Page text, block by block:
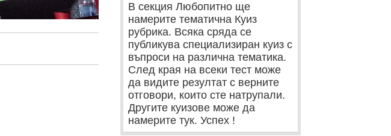
В секция Любопитно ще
намерите тематична Куиз
рубрика. Всяка сряда се
публикува специализиран куиз с
въпроси на различна тематика.
След края на всеки тест може
да видите резултат с верните
отговори, които сте натрупали.
Другите куизове може да
намерите тук. Успех !